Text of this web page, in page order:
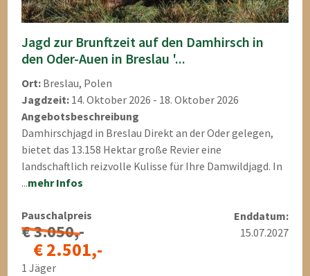
Jagd zur Brunftzeit auf den Damhirsch in
den Oder-Auen in Breslau '...
Ort: Breslau, Polen
Jagdzeit: 14. Oktober 2026 - 18. Oktober 2026
Angebotsbeschreibung
Damhirschjagd in Breslau Direkt an der Oder gelegen,
bietet das 13.158 Hektar große Revier eine
landschaftlich reizvolle Kulisse für Ihre Damwildjagd. In
...mehr Infos
Pauschalpreis
€ 3.050,-
€ 2.501,-
1 Jäger
Enddatum:
15.07.2027